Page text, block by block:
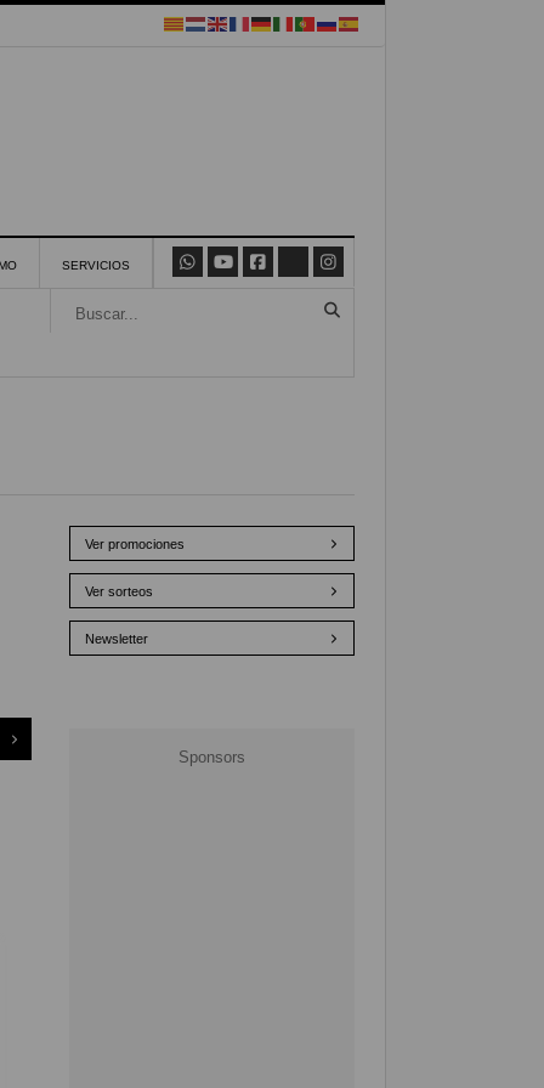
SERVICIOS
Ver promociones
Ver sorteos
Newsletter